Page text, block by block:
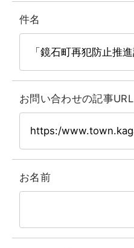
件名
お問い合わせの記事URL
お名前